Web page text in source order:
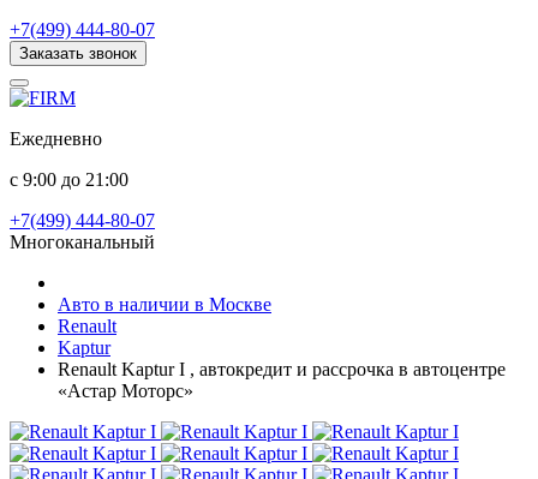
+7(499) 444-80-07
Заказать звонок
Ежедневно
с 9:00 до 21:00
+7(499) 444-80-07
Многоканальный
Авто в наличии в Москве
Renault
Kaptur
Renault Kaptur I , автокредит и рассрочка в автоцентре
«Астар Моторс»